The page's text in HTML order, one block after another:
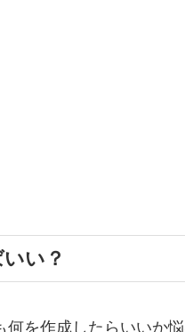
い？
を作成したらいいか